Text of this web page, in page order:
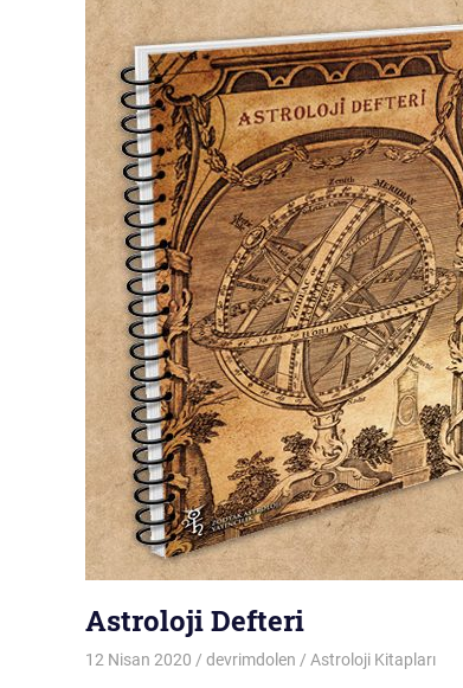
Astroloji Defteri
12 Nisan 2020 devrimdolen Astroloji Kitapları